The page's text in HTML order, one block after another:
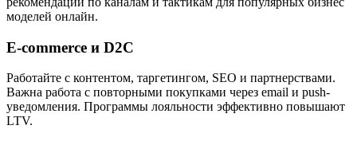
моделей онлайн.
E-commerce и D2C
Работайте с контентом, таргетингом, SEO и партнерствами.
Важна работа с повторными покупками через email и push-
уведомления. Программы лояльности эффективно повышают
LTV.